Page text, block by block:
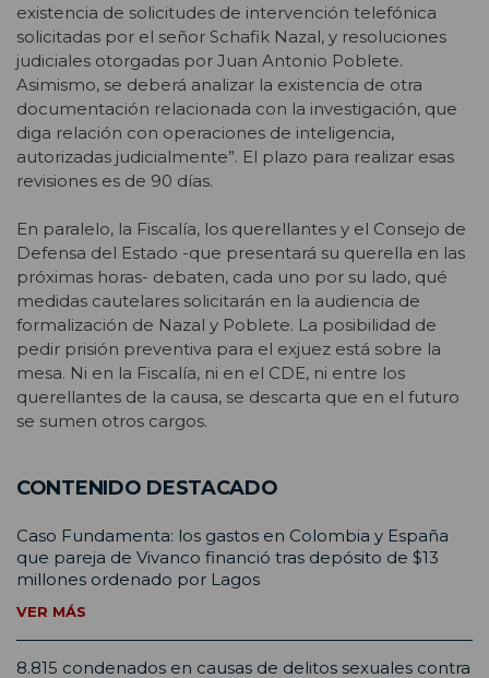
existencia de solicitudes de intervención telefónica
solicitadas por el señor Schafik Nazal, y resoluciones
judiciales otorgadas por Juan Antonio Poblete.
Asimismo, se deberá analizar la existencia de otra
documentación relacionada con la investigación, que
diga relación con operaciones de inteligencia,
autorizadas judicialmente”. El plazo para realizar esas
revisiones es de 90 días.
En paralelo, la Fiscalía, los querellantes y el Consejo de
Defensa del Estado -que presentará su querella en las
próximas horas- debaten, cada uno por su lado, qué
medidas cautelares solicitarán en la audiencia de
formalización de Nazal y Poblete. La posibilidad de
pedir prisión preventiva para el exjuez está sobre la
mesa. Ni en la Fiscalía, ni en el CDE, ni entre los
querellantes de la causa, se descarta que en el futuro
se sumen otros cargos.
CONTENIDO DESTACADO
Caso Fundamenta: los gastos en Colombia y España
que pareja de Vivanco financió tras depósito de $13
millones ordenado por Lagos
VER MÁS
8.815 condenados en causas de delitos sexuales contra